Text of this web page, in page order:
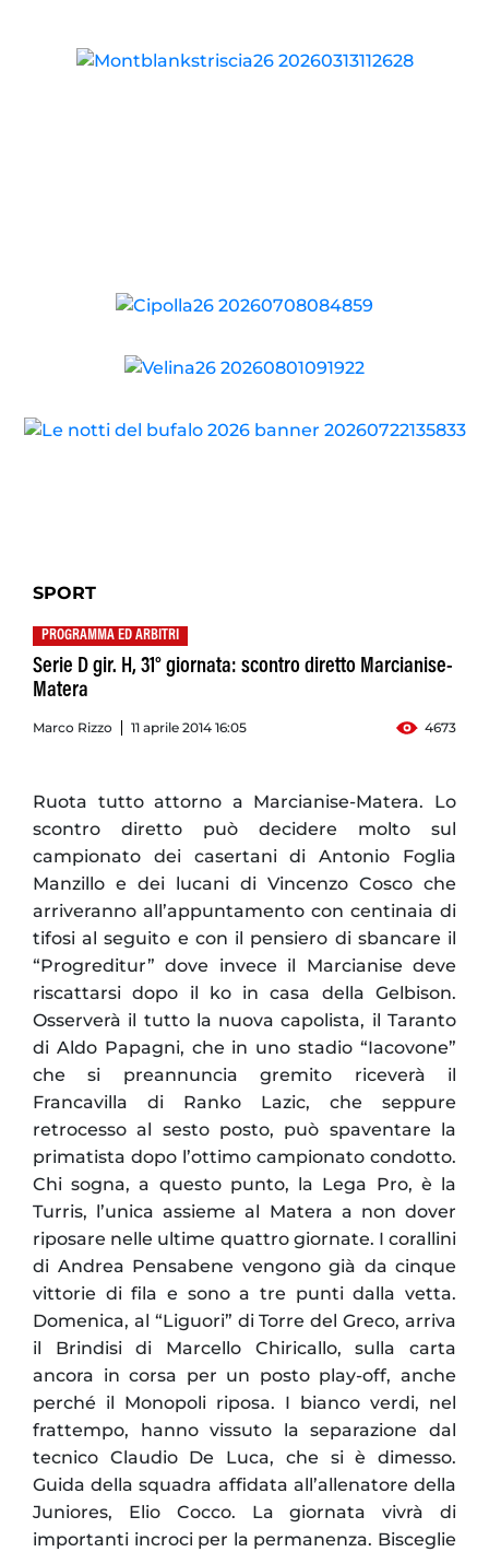
SPORT
PROGRAMMA ED ARBITRI
Serie D gir. H, 31° giornata: scontro diretto Marcianise-
Matera
Marco Rizzo 11 aprile 2014 16:05 4673
Ruota tutto attorno a Marcianise-Matera. Lo
scontro diretto può decidere molto sul
campionato dei casertani di Antonio Foglia
Manzillo e dei lucani di Vincenzo Cosco che
arriveranno all’appuntamento con centinaia di
tifosi al seguito e con il pensiero di sbancare il
“Progreditur” dove invece il Marcianise deve
riscattarsi dopo il ko in casa della Gelbison.
Osserverà il tutto la nuova capolista, il Taranto
di Aldo Papagni, che in uno stadio “Iacovone”
che si preannuncia gremito riceverà il
Francavilla di Ranko Lazic, che seppure
retrocesso al sesto posto, può spaventare la
primatista dopo l’ottimo campionato condotto.
Chi sogna, a questo punto, la Lega Pro, è la
Turris, l’unica assieme al Matera a non dover
riposare nelle ultime quattro giornate. I corallini
di Andrea Pensabene vengono già da cinque
vittorie di fila e sono a tre punti dalla vetta.
Domenica, al “Liguori” di Torre del Greco, arriva
il Brindisi di Marcello Chiricallo, sulla carta
ancora in corsa per un posto play-off, anche
perché il Monopoli riposa. I bianco verdi, nel
frattempo, hanno vissuto la separazione dal
tecnico Claudio De Luca, che si è dimesso.
Guida della squadra affidata all’allenatore della
Juniores, Elio Cocco. La giornata vivrà di
importanti incroci per la permanenza. Bisceglie